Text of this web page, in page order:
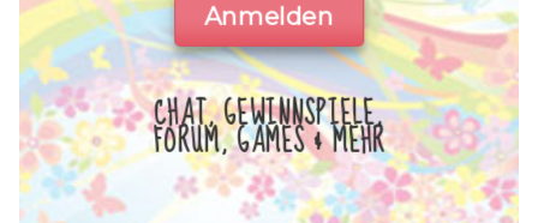
Anmelden
CHAT, GEWINNSPIELE,
FORUM, GAMES & MEHR